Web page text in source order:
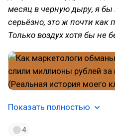
месяц в черную дыру, я
серьёзно, это ж почти как
Только воздух хотя бы не
Показать полностью
4